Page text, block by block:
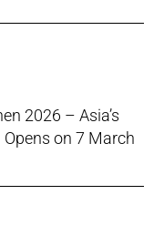
2026 – Asia’s
on 7 March